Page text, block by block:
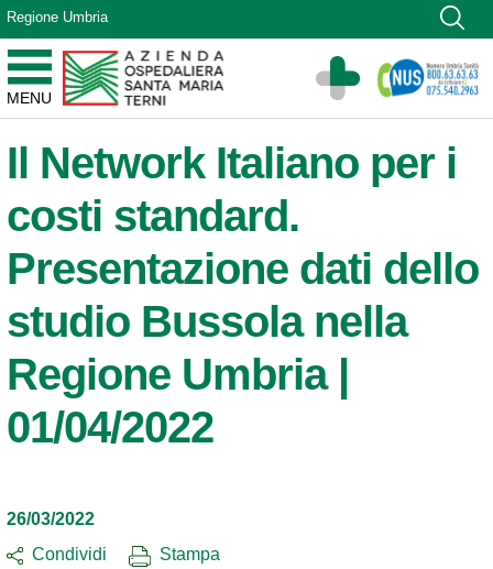
Vai ai contenuti
Vai al menu di navigazione
Vai al footer
Regione Umbria
MENU
Azienda Ospedaliera Santa Maria di Terni
Sito Istituzionale
Il Network Italiano per i
costi standard.
Presentazione dati dello
studio Bussola nella
Regione Umbria |
01/04/2022
26/03/2022
Condividi
Stampa